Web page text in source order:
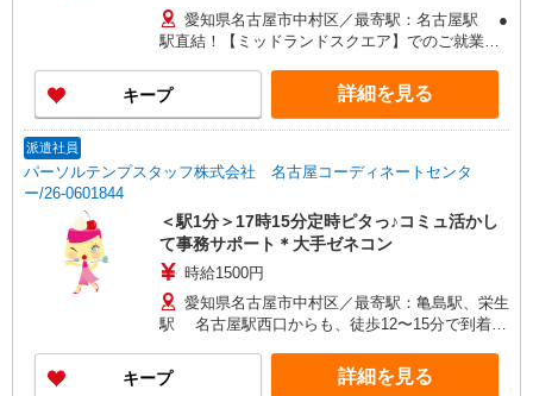
愛知県名古屋市中村区／最寄駅：名古屋駅 ●
駅直結！【ミッドランドスクエア】でのご就業で
キープ 詳細を見る
派遣社員
パーソルテンプスタッフ株式会社 名古屋コーディネートセンタ
ー/26-0601844
＜駅1分＞17時15分定時ピタっ♪コミュ活かし
て事務サポート＊大手ゼネコン
時給1500円
愛知県名古屋市中村区／最寄駅：亀島駅、栄生
駅 名古屋駅西口からも、徒歩12〜15分で到着！
キープ 詳細を見る